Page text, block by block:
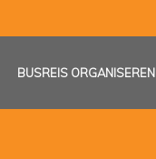
BUSREIS ORGANISEREN